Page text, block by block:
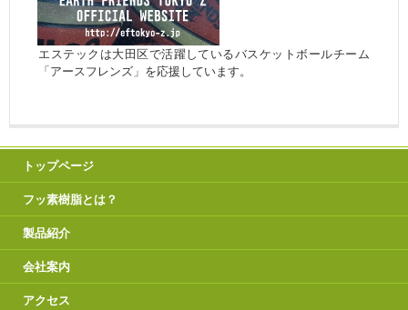
エステックは大田区で活躍しているバスケットボールチーム
「アースフレンズ」を応援しています。
トップページ
フッ素樹脂とは？
製品紹介
会社案内
アクセス